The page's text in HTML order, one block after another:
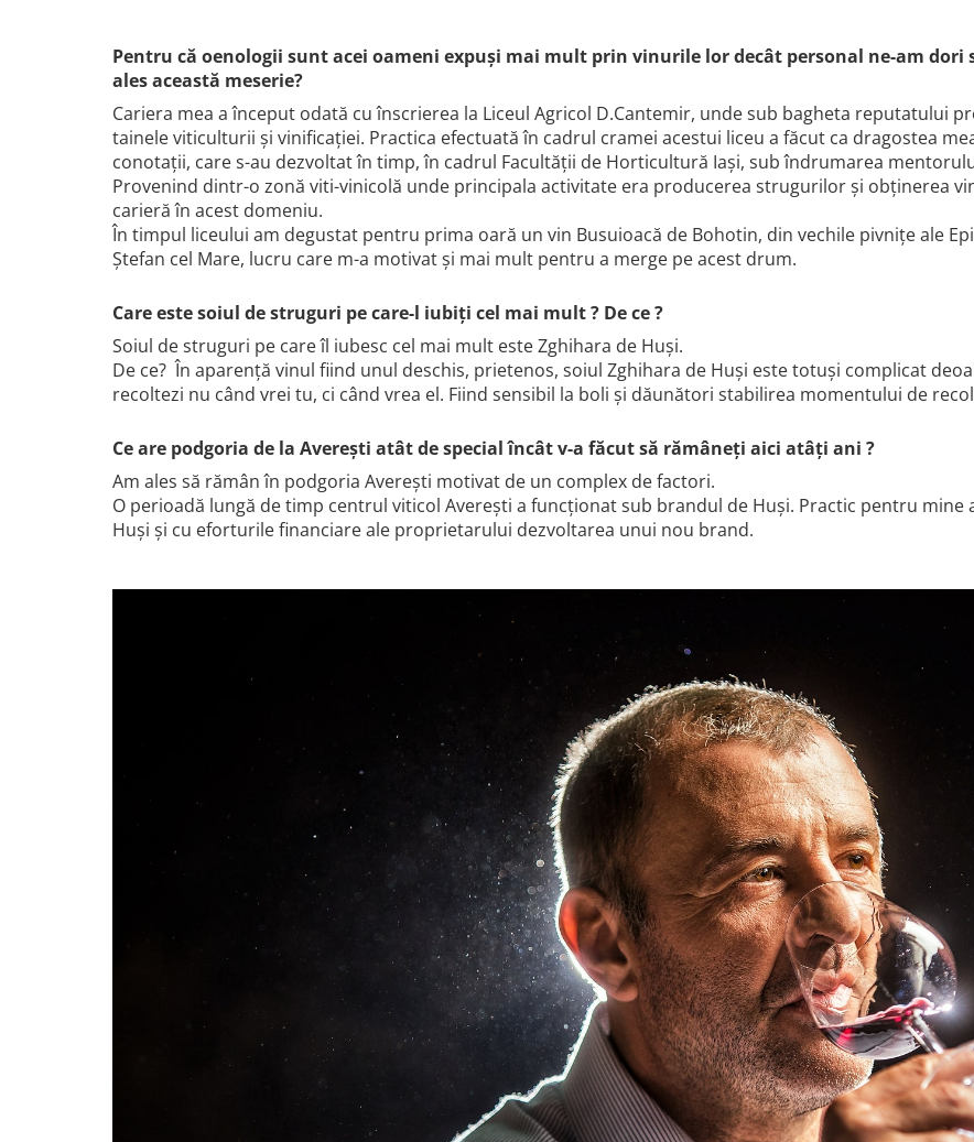
Domeniile PANCIU
The ICONIC Estate
Crama Petro VASELO
Vinuri din GRECIA
Crama BUDUREASCA
Domeniile FRANCO-ROMÂNE
Pentru că oenologii sunt acei oameni expuși mai mult prin vinurile lor decât personal ne-am dori
ales această meserie?
Cariera mea a început odată cu înscrierea la Liceul Agricol D.Cantemir, unde sub bagheta reputatului
tainele viticulturii și vinificației. Practica efectuată în cadrul cramei acestui liceu a făcut ca dragostea
conotații, care s-au dezvoltat în timp, în cadrul Facultății de Horticultură Iași, sub îndrumarea
Provenind dintr-o zonă viti-vinicolă unde principala activitate era producerea strugurilor și obținerea
carieră în acest domeniu.
În timpul liceului am degustat pentru prima oară un vin Busuioacă de Bohotin, din vechile pivnițe ale
Ștefan cel Mare, lucru care m-a motivat și mai mult pentru a merge pe acest drum.
Care este soiul de struguri pe care-l iubiți cel mai mult ? De ce ?
Soiul de struguri pe care îl iubesc cel mai mult este Zghihara de Huși.
De ce? În aparență vinul fiind unul deschis, prietenos, soiul Zghihara de Huși este totuși complicat
recoltezi nu când vrei tu, ci când vrea el. Fiind sensibil la boli și dăunători stabilirea momentului de
Ce are podgoria de la Averești atât de special încât v-a făcut să rămâneți aici atâți ani ?
Am ales să rămân în podgoria Averești motivat de un complex de factori.
O perioadă lungă de timp centrul viticol Averești a funcționat sub brandul de Huși. Practic pentru
Huși și cu eforturile financiare ale proprietarului dezvoltarea unui nou brand.